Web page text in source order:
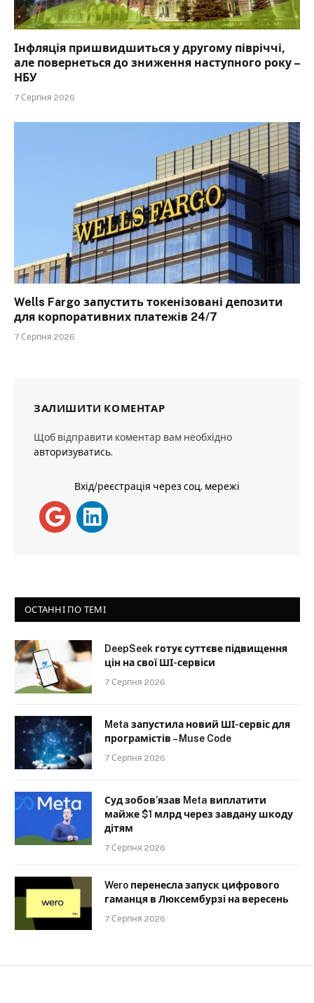
Інфляція пришвидшиться у другому півріччі,
але повернеться до зниження наступного року –
НБУ
7 Серпня 2026
Wells Fargo запустить токенізовані депозити
для корпоративних платежів 24/7
7 Серпня 2026
ЗАЛИШИТИ КОМЕНТАР
Щоб відправити коментар вам необхідно
авторизуватись.
Вхід/реєстрація через соц. мережі
ОСТАННІ ПО ТЕМІ
DeepSeek готує суттєве підвищення
цін на свої ШІ-сервіси
7 Серпня 2026
Meta запустила новий ШІ-сервіс для
програмістів – Muse Code
7 Серпня 2026
Суд зобов’язав Meta виплатити
майже $1 млрд через завдану шкоду
дітям
7 Серпня 2026
Wero перенесла запуск цифрового
гаманця в Люксембурзі на вересень
7 Серпня 2026